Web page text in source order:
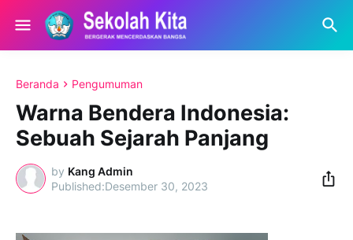
Beranda Pengumuman
Warna Bendera Indonesia:
Sebuah Sejarah Panjang
by Kang Admin
Desember 30, 2023